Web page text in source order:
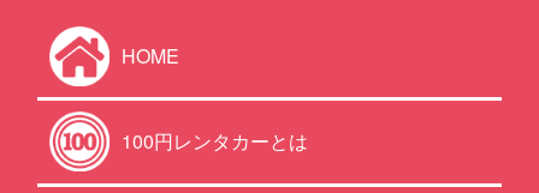
HOME
100円レンタカーとは